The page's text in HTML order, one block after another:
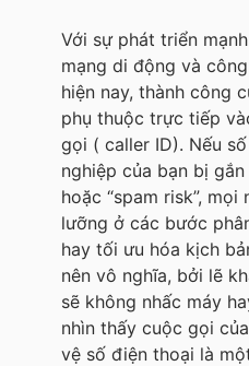
Với sự phát triển
mạng di động và
hiện nay, thành công
phụ thuộc trực tiếp
gọi ( caller ID). Nếu
nghiệp của bạn bị gắn
hoặc “spam risk”,
lưỡng ở các bước
hay tối ưu hóa kịch
nên vô nghĩa, bởi lẽ
sẽ không nhấc máy
nhìn thấy cuộc gọi
vệ số điện thoại là